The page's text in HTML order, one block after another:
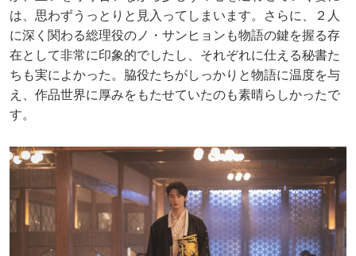
は、思わずうっとりと見入ってしまいます。さらに、２人
に深く関わる総理役のノ・サンヒョンも物語の鍵を握る存
在として非常に印象的でしたし、それぞれに仕える秘書た
ちも実によかった。脇役たちがしっかりと物語に温度を与
え、作品世界に厚みをもたせていたのも素晴らしかったで
す。